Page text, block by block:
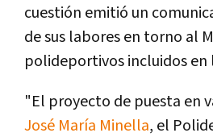
cuestión emitió un
de sus labores en torno al
polideportivos incluidos en
"El proyecto de puesta en
José María Minella, el